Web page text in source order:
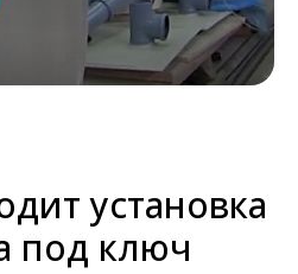
установка
под ключ